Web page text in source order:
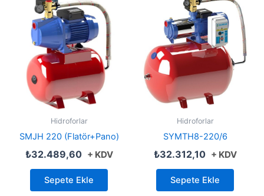
Hidroforlar
SMJH 220 (Flatör+Pano)
₺32.489,60 + KDV
Sepete Ekle
Hidroforlar
SYMTH8-220/6
₺32.312,10 + KDV
Sepete Ekle